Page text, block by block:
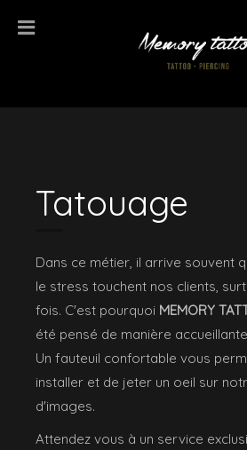
Tatouage
Dans ce métier, il arrive souvent
le stress touchent nos clients,
fois. C'est pourquoi MEMORY
été pensé de manière
Un fauteuil confortable vous
installer et de jeter un oeil sur
d'images.
Attendez vous à un service